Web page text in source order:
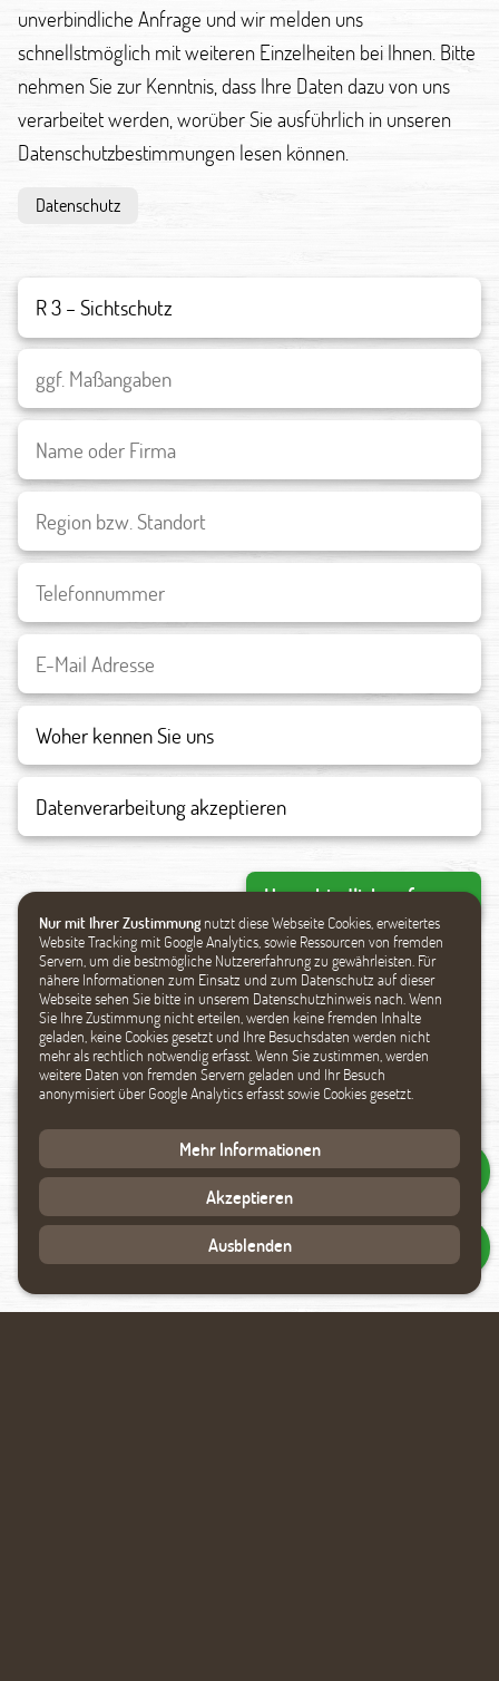
Nur mit Ihrer Zustimmung nutzt diese Webseite Cookies, erweitertes
Website Tracking mit Google Analytics, sowie Ressourcen von fremden
Servern, um die bestmögliche Nutzererfahrung zu gewährleisten. Für
nähere Informationen zum Einsatz und zum Datenschutz auf dieser
Webseite sehen Sie bitte in unserem Datenschutzhinweis nach. Wenn
Sie Ihre Zustimmung nicht erteilen, werden keine fremden Inhalte
geladen, keine Cookies gesetzt und Ihre Besuchsdaten werden nicht
mehr als rechtlich notwendig erfasst. Wenn Sie zustimmen, werden
weitere Daten von fremden Servern geladen und Ihr Besuch
anonymisiert über Google Analytics erfasst sowie Cookies gesetzt.
Mehr Informationen
Akzeptieren
Ausblenden
unverbindliche Anfrage und wir melden uns
schnellstmöglich mit weiteren Einzelheiten bei Ihnen. Bitte
nehmen Sie zur Kenntnis, dass Ihre Daten dazu von uns
verarbeitet werden, worüber Sie ausführlich in unseren
Datenschutzbestimmungen lesen können.
Datenschutz
Datenverarbeitung akzeptieren
Unverbindlich anfragen
Ähnliche Produkte
Bauernhof-Tor Zaun